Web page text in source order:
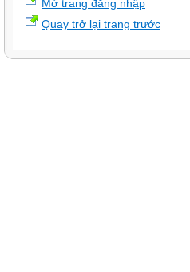
Mở trang đăng nhập
Quay trở lại trang trước